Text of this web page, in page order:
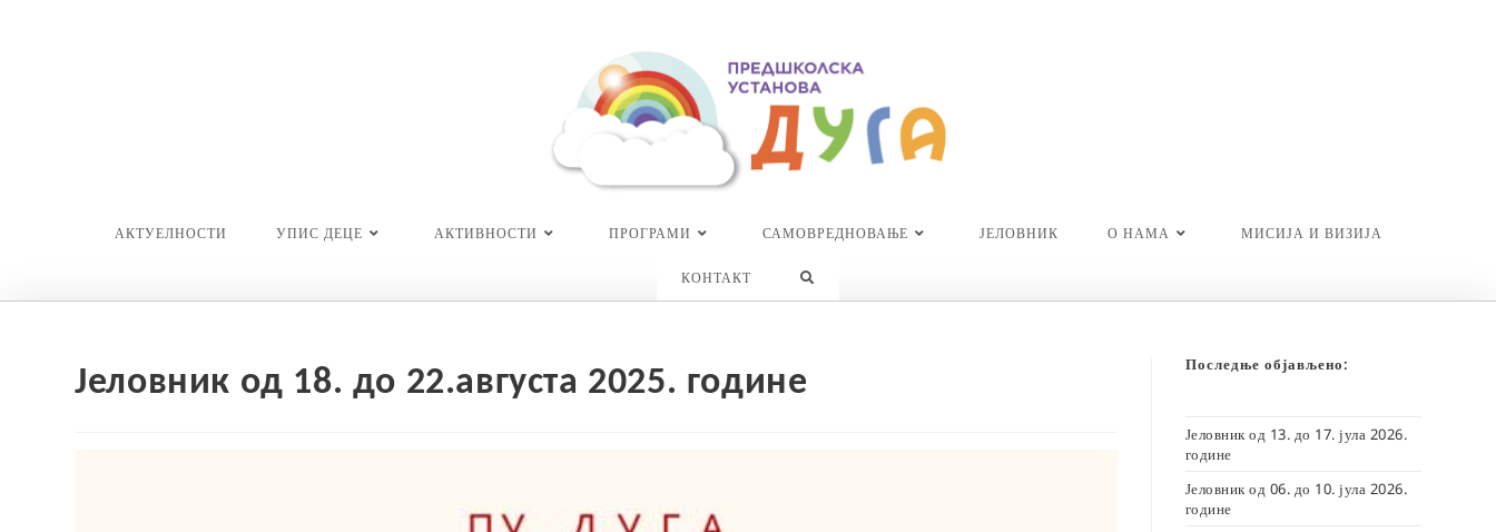
АКТУЕЛНОСТИ УПИС ДЕЦЕ АКТИВНОСТИ ПРОГРАМИ САМОВРЕДНОВАЊЕ ЈЕЛОВНИК О НАМА МИСИЈА И ВИЗИЈА
КОНТАКТ TOGGLE
Јеловник од 18. до 22.августа 2025. године Последње објављено:
Јеловник од 13. до 17. јула 2026.
године
Јеловник од 06. до 10. јула 2026.
године